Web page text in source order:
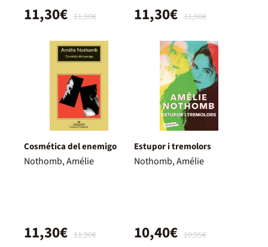
11,90€
11,30€ 11,90€
11,30€
Cosmética del enemigo
Nothomb, Amélie
11,90€
11,30€
Estupor i tremolors
Nothomb, Amélie
10,95€
10,40€